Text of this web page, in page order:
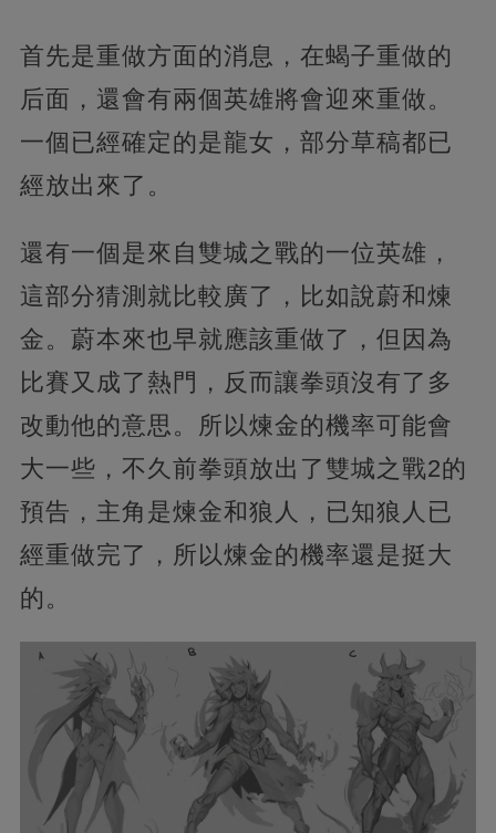
首先是重做方面的消息，在蝎子重做的
后面，還會有兩個英雄將會迎來重做。
一個已經確定的是龍女，部分草稿都已
經放出來了。
還有一個是來自雙城之戰的一位英雄，
這部分猜測就比較廣了，比如說蔚和煉
金。蔚本來也早就應該重做了，但因為
比賽又成了熱門，反而讓拳頭沒有了多
改動他的意思。所以煉金的機率可能會
大一些，不久前拳頭放出了雙城之戰2的
預告，主角是煉金和狼人，已知狼人已
經重做完了，所以煉金的機率還是挺大
的。